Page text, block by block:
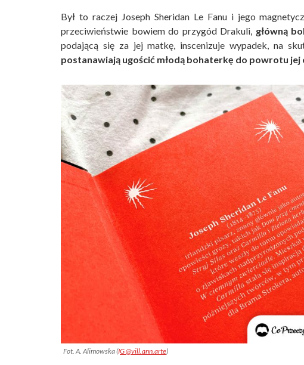
Był to raczej Joseph Sheridan Le Fanu i jego
przeciwieństwie bowiem do przygód Drakuli, główną
podającą się za jej matkę, inscenizuje wypadek, na
postanawiają ugościć młodą bohaterkę do powrotu jej
Fot. A. Alimowska (IG @vill.ann.arte)